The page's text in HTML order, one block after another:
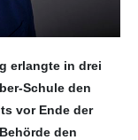
erlangte in drei
Schule den
vor Ende der
den